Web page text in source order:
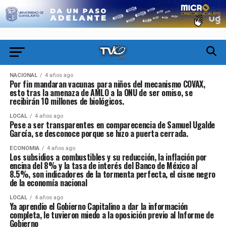
NACIONAL 4 años ago
Por fin mandaran vacunas para niños del mecanismo COVAX,
esto tras la amenaza de AMLO a la ONU de ser omiso, se
recibirán 10 millones de biológicos.
LOCAL 4 años ago
Pese a ser transparentes en comparecencia de Samuel Ugalde
García, se desconoce porque se hizo a puerta cerrada.
ECONOMIA 4 años ago
Los subsidios a combustibles y su reducción, la inflación por
encina del 8% y la tasa de interés del Banco de México al
8.5%, son indicadores de la tormenta perfecta, el cisne negro
de la economía nacional
LOCAL 4 años ago
Ya aprendio el Gobierno Capitalino a dar la información
completa, le tuvieron miedo a la oposición previo al Informe de
Gobierno